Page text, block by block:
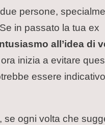
persone,
in passato la tua ex
all’idea di
inizia a evitare
essere
se ogni volta che